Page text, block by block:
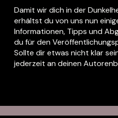
Damit wir dich in der
erhältst du von uns nun
Informationen, Tipps und
du für den
Sollte dir etwas nicht klar
jederzeit an deinen